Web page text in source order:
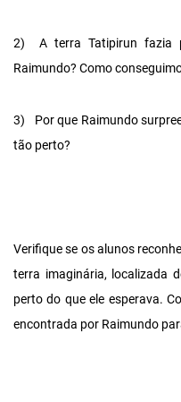
2)
A terra Tatipirun fazia
Raimundo? Como
3)
Por que Raimundo
tão perto?
Verifique se os alunos
terra imaginária, localizada
perto do que ele esperava.
encontrada por Raimundo